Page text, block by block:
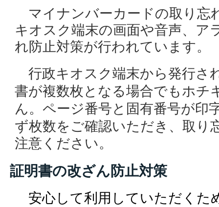
マイナンバーカードの取り忘
キオスク端末の画面や音声、ア
れ防止対策が行われています。
行政キオスク端末から発行さ
書が複数枚となる場合でもホチ
ん。ページ番号と固有番号が印
ず枚数をご確認いただき、 取り
注意ください。
証明書の改ざん防止対策
安心して利用していただくた